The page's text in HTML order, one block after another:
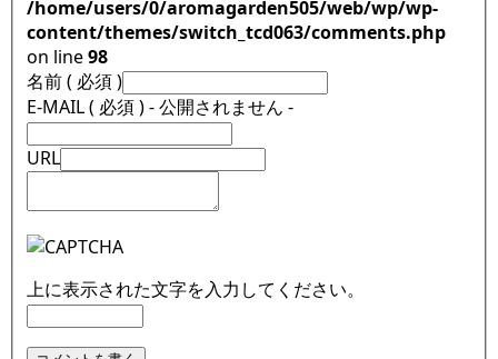
/home/users/0/aromagarden505/web/wp/wp-
content/themes/switch_tcd063/comments.php
on line98
名前 ( 必須 )
E-MAIL ( 必須 ) - 公開されません -
URL
上に表示された文字を入力してください。